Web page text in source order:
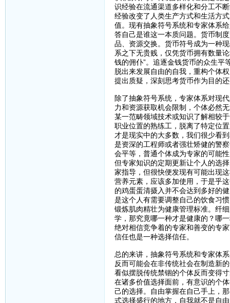
识经验在流通渠道多样化和分工不
经验改变了人类生产方式和生活方
值。现有抽象符号系统和专家体系
答自己是谁这一本质问题。货币制
品、资源交换。货币符号成为一种
系之下无贵贱，仅凭货币拥有数量
钱的佣仆”。追逐金钱货币的众生平
脱出来发展自由的自我，重构个体
提出质疑，深刻思考货币作为目的
除了抽象符号系统，专家体系对现
力和资源获取机会限制，个体必然
某一范畴领域技术或知识了解相较
职业位置的熟练工，脱离了特定位
才是现实中的大多数，我们很少看
是资深的工程师或者强壮矫健的警
会平等，普通个体成为专家的可能
但专家知识的定期更新让个人的选
家指导，但很快便发现有可能出现
营养元素，应该多加使用，于是乎
的鸡蛋蛋清摄入并不会达到多好的
是这个人有需要调整自己的饮食习
锻炼肌肉精壮为健康管理标准。纤
学，那究竟哪一种才是健康的？哪
绝对相信竞争着的专家和善变的专
信任也是一种选择信任。
总的来讲，抽象符号系统和专家体
反而可能会在非传统社会在制造新
看似摆脱传统禁锢的个体反而变得
在诸多价值选择面前，有意识的个
己的选择。自由掌握在自己手上，
式选择盛行的地方，自我就不是自由